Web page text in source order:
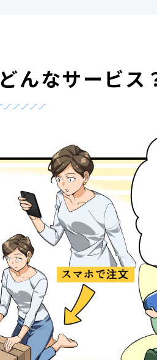
どんなサービス